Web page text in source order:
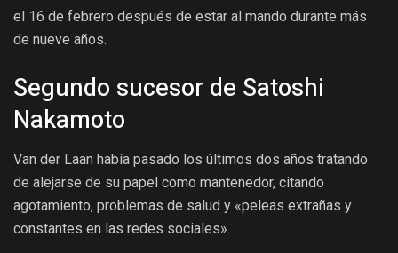
el 16 de febrero después de estar al mando durante más
de nueve años.
Segundo sucesor de Satoshi
Nakamoto
Van der Laan había pasado los últimos dos años tratando
de alejarse de su papel como mantenedor, citando
agotamiento, problemas de salud y «peleas extrañas y
constantes en las redes sociales».